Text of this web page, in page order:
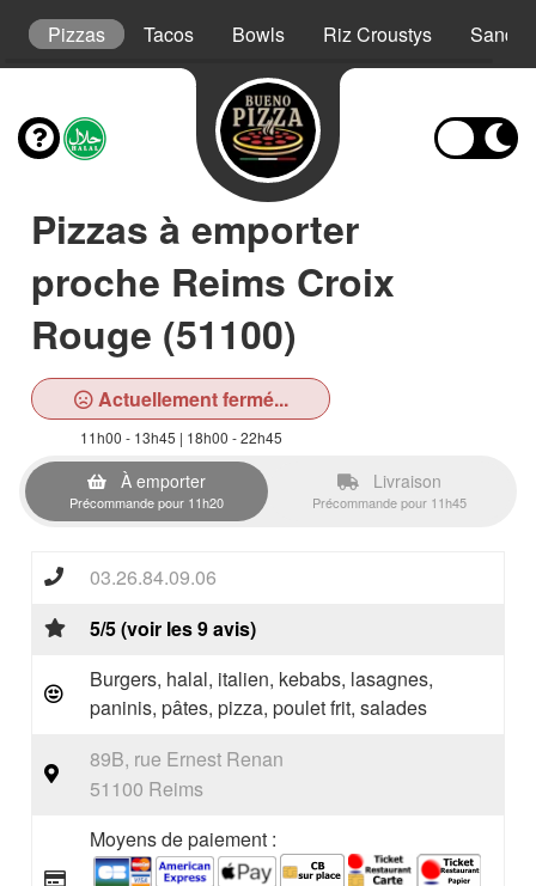
Pizzas Tacos Bowls Riz Croustys
Pizzas à emporter
proche Reims Croix
Rouge (51100)
Actuellement fermé...
11h00 - 13h45 | 18h00 - 22h45
À emporter
Précommande pour 11h20
Livraison
Précommande pour 11h45
03.26.84.09.06
5/5 (voir les 9 avis)
Burgers, halal, italien, kebabs, lasagnes,
paninis, pâtes, pizza, poulet frit, salades
89B, rue Ernest Renan
51100 Reims
Moyens de paiement :